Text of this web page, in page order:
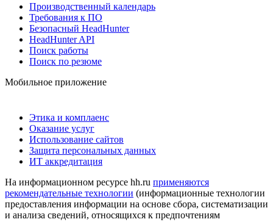
Производственный календарь
Требования к ПО
Безопасный HeadHunter
HeadHunter API
Поиск работы
Поиск по резюме
Мобильное приложение
Этика и комплаенс
Оказание услуг
Использование сайтов
Защита персональных данных
ИТ аккредитация
На информационном ресурсе hh.ru применяются
рекомендательные технологии (информационные технологии
предоставления информации на основе сбора, систематизации
и анализа сведений, относящихся к предпочтениям